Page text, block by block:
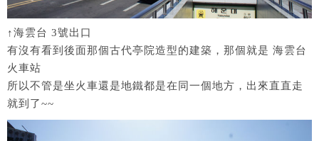
↑海雲台 3號出口
有沒有看到後面那個古代亭院造型的建築，那個就是 海雲台
火車站
所以不管是坐火車還是地鐵都是在同一個地方，出來直直走
就到了~~